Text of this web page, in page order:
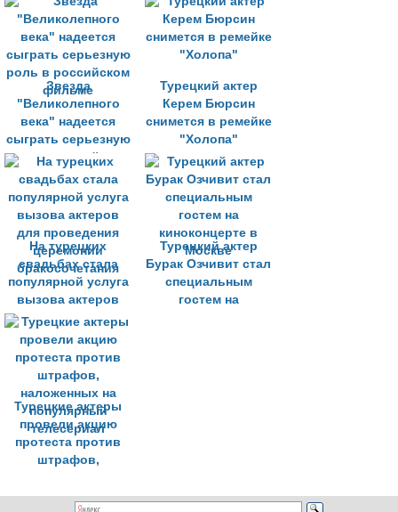
Звезда
"Великолепного
века" надеется
сыграть серьезную
роль в российском
фильме
Турецкий актер
Керем Бюрсин
снимется в ремейке
"Холопа"
На турецких
свадьбах стала
популярной услуга
вызова актеров
для проведения
церемонии
бракосочетания
Турецкий актер
Бурак Озчивит стал
специальным
гостем на
Турецкие актеры
провели акцию
протеста против
штрафов,
популярный